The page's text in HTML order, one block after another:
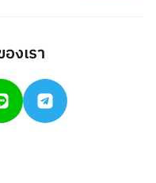
งเรา